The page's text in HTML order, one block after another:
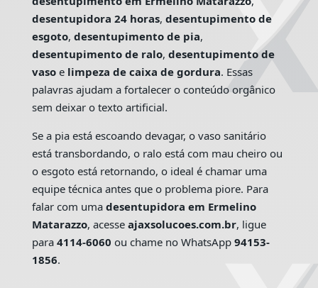
desentupidora 24 horas, desentupimento de
esgoto, desentupimento de pia,
desentupimento de ralo, desentupimento de
vasoe limpeza de caixa de gordura. Essas
palavras ajudam a fortalecer o conteúdo orgânico
sem deixar o texto artificial.
Se a pia está escoando devagar, o vaso sanitário
está transbordando, o ralo está com mau cheiro ou
o esgoto está retornando, o ideal é chamar uma
equipe técnica antes que o problema piore. Para
falar com uma desentupidora em Ermelino
Matarazzo, acesse ajaxsolucoes.com.br, ligue
para 4114-6060 ou chame no WhatsApp 94153-
1856.